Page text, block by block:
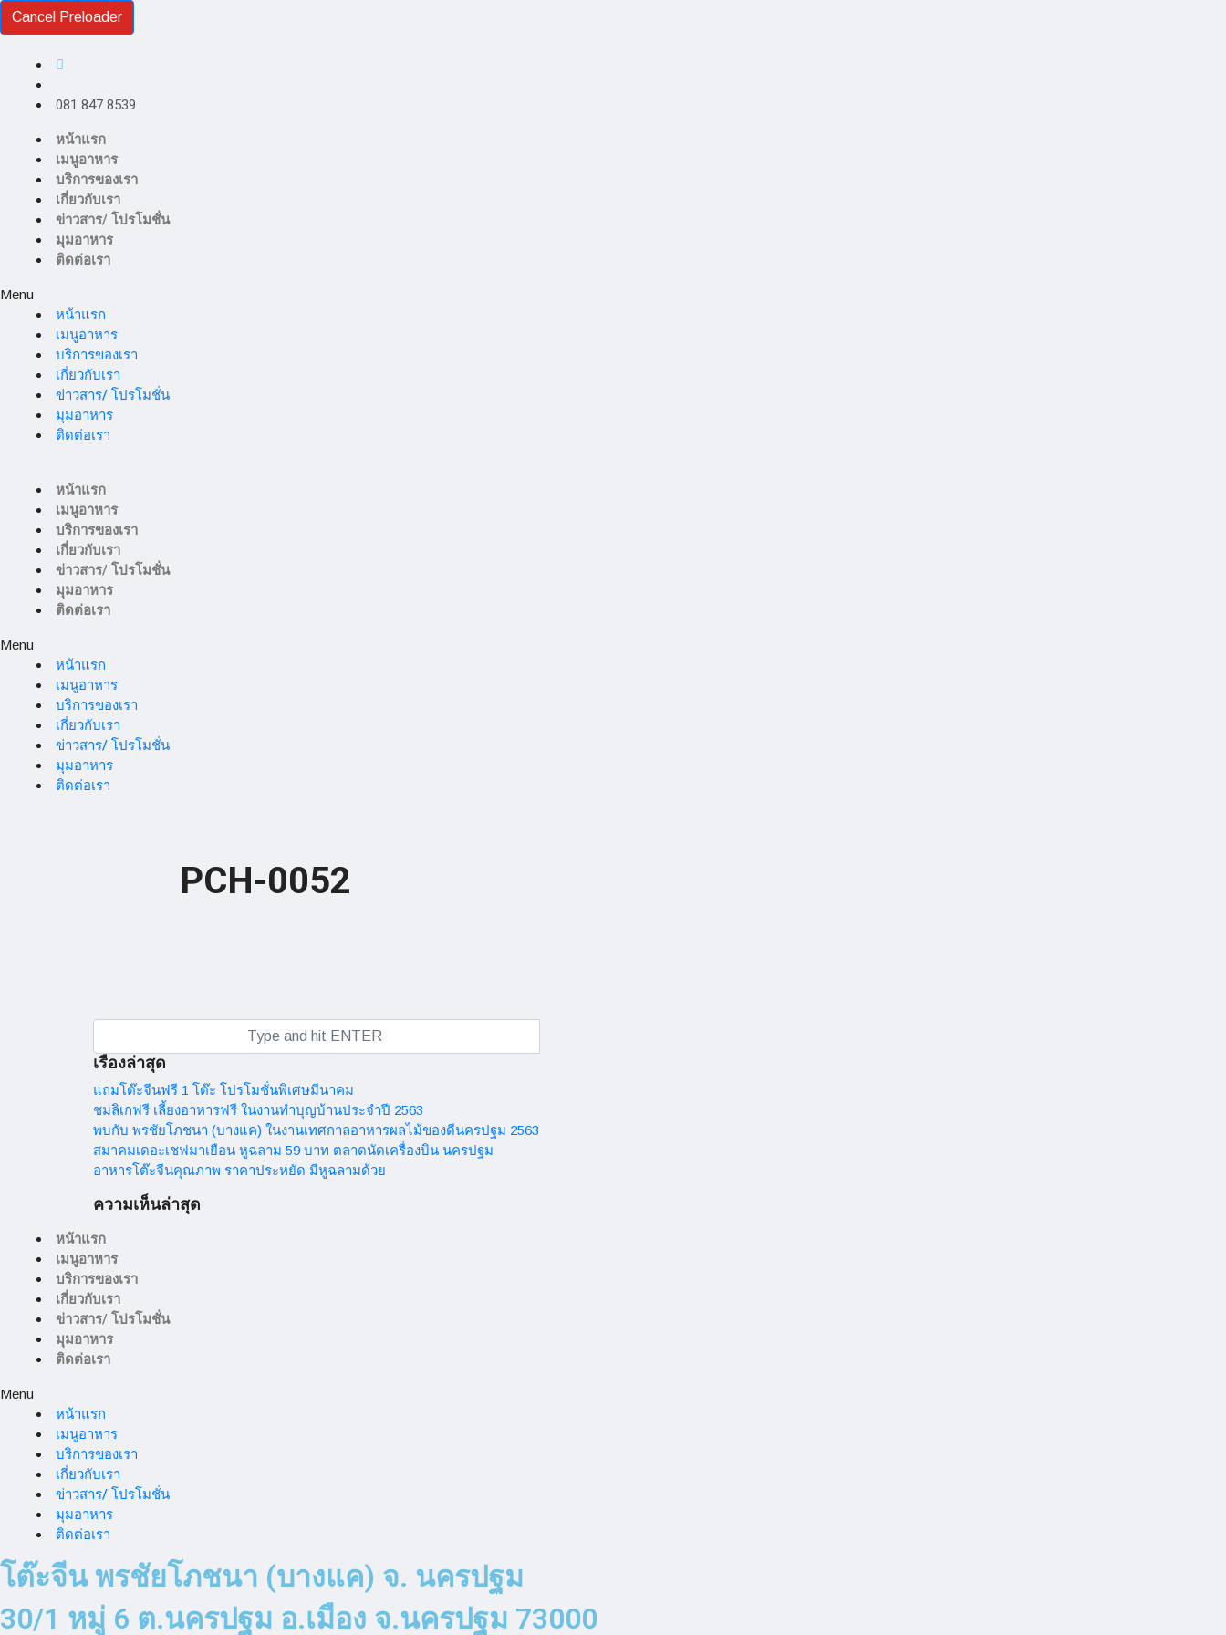
Cancel Preloader
081 847 8539
หน้าแรก
เมนูอาหาร
บริการของเรา
เกี่ยวกับเรา
ข่าวสาร/ โปรโมชั่น
มุมอาหาร
ติดต่อเรา
Menu
หน้าแรก
เมนูอาหาร
บริการของเรา
เกี่ยวกับเรา
ข่าวสาร/ โปรโมชั่น
มุมอาหาร
ติดต่อเรา
หน้าแรก
เมนูอาหาร
บริการของเรา
เกี่ยวกับเรา
ข่าวสาร/ โปรโมชั่น
มุมอาหาร
ติดต่อเรา
Menu
หน้าแรก
เมนูอาหาร
บริการของเรา
เกี่ยวกับเรา
ข่าวสาร/ โปรโมชั่น
มุมอาหาร
ติดต่อเรา
PCH-0052
เรื่องล่าสุด
แถมโต๊ะจีนฟรี 1 โต๊ะ โปรโมชั่นพิเศษมีนาคม
ชมลิเกฟรี เลี้ยงอาหารฟรี ในงานทำบุญบ้านประจำปี 2563
พบกับ พรชัยโภชนา (บางแค) ในงานเทศกาลอาหารผลไม้ของดีนครปฐม 2563
สมาคมเดอะเชฟมาเยือน หูฉลาม 59 บาท ตลาดนัดเครื่องบิน นครปฐม
อาหารโต๊ะจีนคุณภาพ ราคาประหยัด มีหูฉลามด้วย
ความเห็นล่าสุด
หน้าแรก
เมนูอาหาร
บริการของเรา
เกี่ยวกับเรา
ข่าวสาร/ โปรโมชั่น
มุมอาหาร
ติดต่อเรา
Menu
หน้าแรก
เมนูอาหาร
บริการของเรา
เกี่ยวกับเรา
ข่าวสาร/ โปรโมชั่น
มุมอาหาร
ติดต่อเรา
โต๊ะจีน พรชัยโภชนา (บางแค) จ. นครปฐม
30/1 หมู่ 6 ต.นครปฐม อ.เมือง จ.นครปฐม 73000